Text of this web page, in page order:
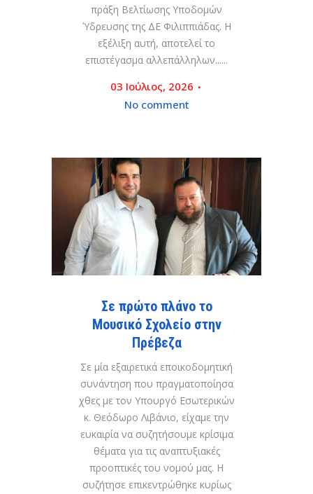
πράξη Βελτίωσης Υποδομών
Ύδρευσης της ΔΕ Φιλιππιάδας. Η
εξέλιξη αυτή, αποτελεί το
επιστέγασμα αλλεπάλληλων......
03 Ιούλιος, 2026
No comment
Σε πρώτο πλάνο το
Μουσικό Σχολείο στην
Πρέβεζα
Σε μία εξαιρετικά εποικοδομητική
συνάντηση που πραγματοποίησα
χθες με τον Υπουργό Εσωτερικών
κ. Θεόδωρο Λιβάνιο, είχαμε την
ευκαιρία να συζητήσουμε κρίσιμα
θέματα για τις αναπτυξιακές
προοπτικές του νομού μας. Η
συζήτησε επικεντρώθηκε κυρίως